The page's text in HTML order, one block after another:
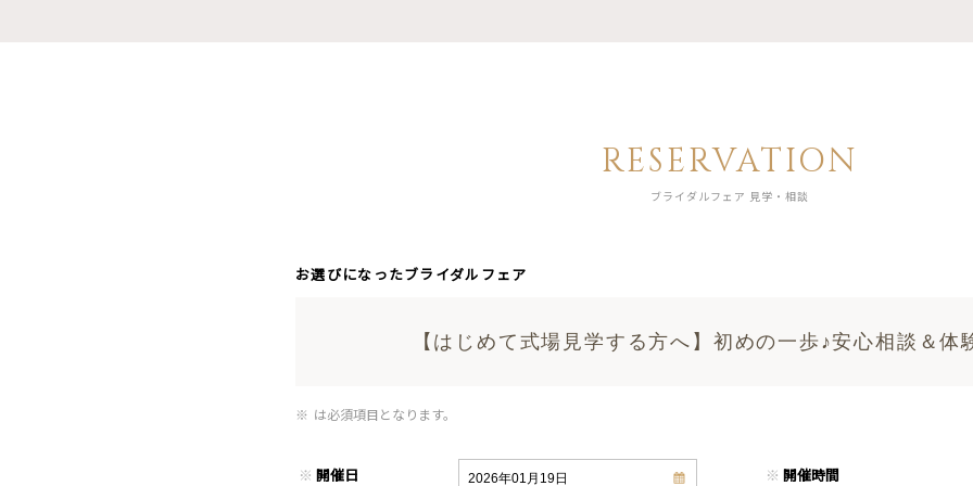
RESERVATION
ブライダルフェア 見学・相談
お選びになったブライダルフェア
【はじめて式場見学する方へ】初めの一歩♪安心相談＆体
※ は必須項目となります。
※ 開催日 ※ 開催時間